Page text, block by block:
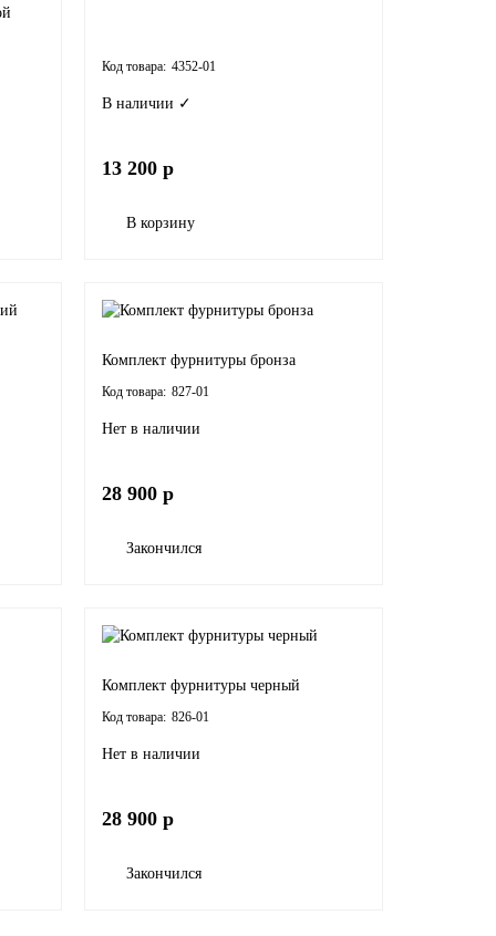
4352-01
В наличии ✓
13 200 р
В корзину
Комплект фурнитуры бронза
827-01
Нет в наличии
28 900 р
Закончился
Комплект фурнитуры черный
826-01
Нет в наличии
28 900 р
Закончился